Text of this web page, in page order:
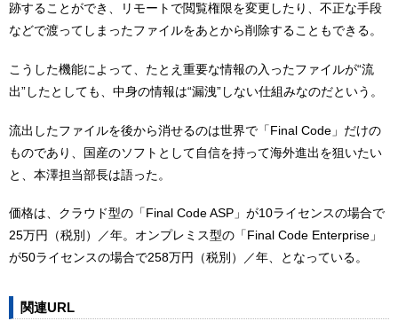
跡することができ、リモートで閲覧権限を変更したり、不正な手段
などで渡ってしまったファイルをあとから削除することもできる。
こうした機能によって、たとえ重要な情報の入ったファイルが“流
出”したとしても、中身の情報は“漏洩”しない仕組みなのだという。
流出したファイルを後から消せるのは世界で「Final Code」だけの
ものであり、国産のソフトとして自信を持って海外進出を狙いたい
と、本澤担当部長は語った。
価格は、クラウド型の「Final Code ASP」が10ライセンスの場合で
25万円（税別）／年。オンプレミス型の「Final Code Enterprise」
が50ライセンスの場合で258万円（税別）／年、となっている。
関連URL